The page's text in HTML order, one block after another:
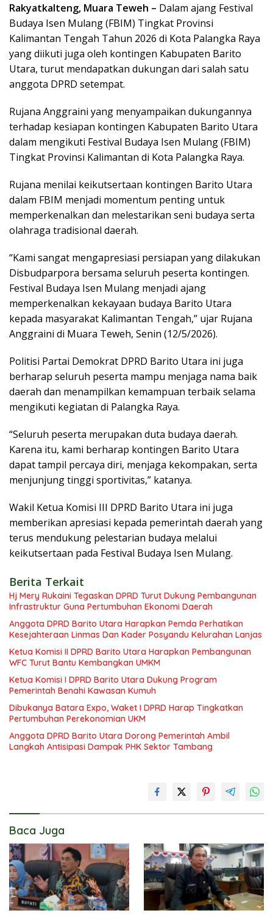
Rakyatkalteng, Muara Teweh – Dalam ajang Festival
Budaya Isen Mulang (FBIM) Tingkat Provinsi
Kalimantan Tengah Tahun 2026 di Kota Palangka Raya
yang diikuti juga oleh kontingen Kabupaten Barito
Utara, turut mendapatkan dukungan dari salah satu
anggota DPRD setempat.
Rujana Anggraini yang menyampaikan dukungannya
terhadap kesiapan kontingen Kabupaten Barito Utara
dalam mengikuti Festival Budaya Isen Mulang (FBIM)
Tingkat Provinsi Kalimantan di Kota Palangka Raya.
Rujana menilai keikutsertaan kontingen Barito Utara
dalam FBIM menjadi momentum penting untuk
memperkenalkan dan melestarikan seni budaya serta
olahraga tradisional daerah.
“Kami sangat mengapresiasi persiapan yang dilakukan
Disbudparpora bersama seluruh peserta kontingen.
Festival Budaya Isen Mulang menjadi ajang
memperkenalkan kekayaan budaya Barito Utara
kepada masyarakat Kalimantan Tengah,” ujar Rujana
Anggraini di Muara Teweh, Senin (12/5/2026).
Politisi Partai Demokrat DPRD Barito Utara ini juga
berharap seluruh peserta mampu menjaga nama baik
daerah dan menampilkan kemampuan terbaik selama
mengikuti kegiatan di Palangka Raya.
“Seluruh peserta merupakan duta budaya daerah.
Karena itu, kami berharap kontingen Barito Utara
dapat tampil percaya diri, menjaga kekompakan, serta
menjunjung tinggi sportivitas,” katanya.
Wakil Ketua Komisi III DPRD Barito Utara ini juga
memberikan apresiasi kepada pemerintah daerah yang
terus mendukung pelestarian budaya melalui
keikutsertaan pada Festival Budaya Isen Mulang.
Berita Terkait
Hj Mery Rukaini Tegaskan DPRD Turut Dukung Pembangunan
Infrastruktur Guna Pertumbuhan Ekonomi Daerah
Anggota DPRD Barito Utara Harapkan Pemda Perhatikan
Kesejahteraan Linmas Dan Kader Posyandu Kelurahan Lanjas
Ketua Komisi II DPRD Barito Utara Harapkan Pembangunan
WFC Turut Bantu Kembangkan UMKM
Ketua Komisi I DPRD Barito Utara Dukung Program
Pemerintah Benahi Kawasan Kumuh
Dibukanya Batara Expo, Waket I DPRD Harap Tingkatkan
Pertumbuhan Perekonomian UKM
Anggota DPRD Barito Utara Dorong Pemerintah Ambil
Langkah Antisipasi Dampak PHK Sektor Tambang
Baca Juga